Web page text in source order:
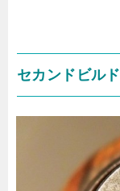
セカンドビルド